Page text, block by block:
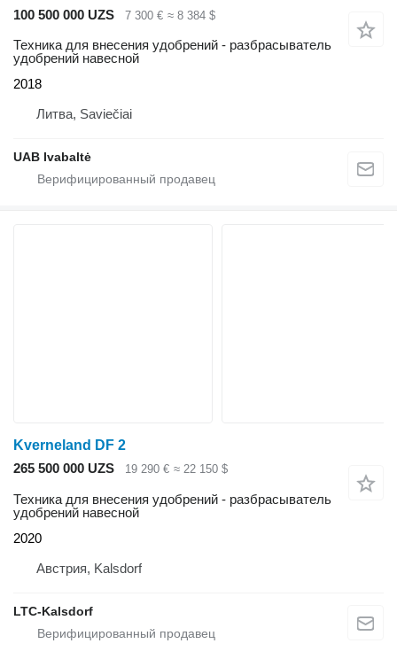
100 500 000 UZS
7 300 € ≈ 8 384 $
Техника для внесения удобрений - разбрасыватель
удобрений навесной
2018
Литва, Saviečiai
UAB Ivabaltė
Kverneland DF 2
265 500 000 UZS
19 290 € ≈ 22 150 $
Техника для внесения удобрений - разбрасыватель
удобрений навесной
2020
Австрия, Kalsdorf
LTC-Kalsdorf